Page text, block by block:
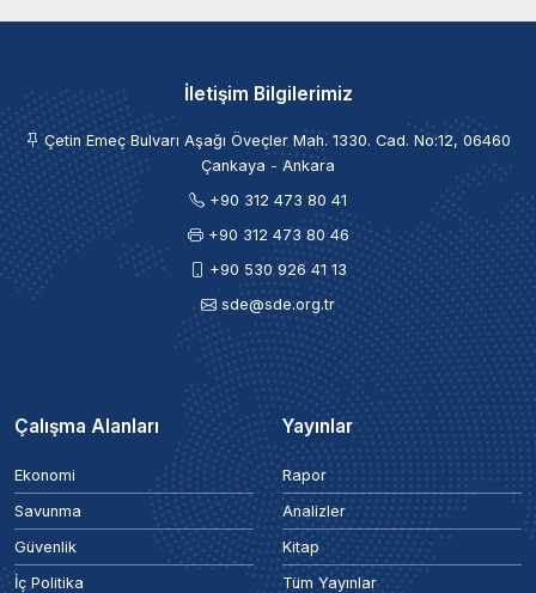
İletişim Bilgilerimiz
Çetin Emeç Bulvarı Aşağı Öveçler Mah. 1330. Cad. No:12, 06460
Çankaya - Ankara
+90 312 473 80 41
+90 312 473 80 46
+90 530 926 41 13
sde@sde.org.tr
Çalışma Alanları
Ekonomi
Savunma
Güvenlik
İç Politika
Yayınlar
Rapor
Analizler
Kitap
Tüm Yayınlar